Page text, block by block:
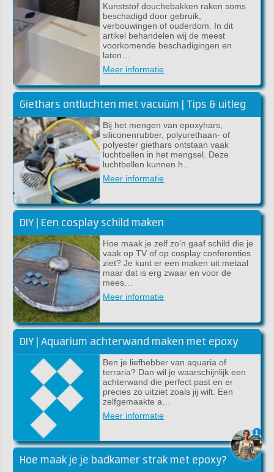
Kunststof douchebakken raken soms
beschadigd door gebruik,
verbouwingen of ouderdom. In dit
artikel behandelen wij de meest
voorkomende beschadigingen en
laten…
Meer informatie
Giethars ontluchten met vacuüm | Tips & uitleg
Bij het mengen van epoxyhars,
siliconenrubber, polyurethaan- of
polyester giethars ontstaan vaak
luchtbellen in het mengsel. Deze
luchtbellen kunnen h…
Meer informatie
DIY | Een cosplay schild maken
Hoe maak je zelf zo’n gaaf schild die je
vaak op TV of op cosplay conferenties
ziet? Je kunt er een maken uit metaal
maar dat is erg zwaar en voor de
mees…
Meer informatie
DIY | Aquarium achterwand maken met epoxy
Ben je liefhebber van aquaria of
terraria? Dan wil je waarschijnlijk een
achterwand die perfect past en er
precies zo uitziet zoals jij wilt. Een
zelfgemaakte a…
Meer informatie
Hoe maak je je badkamer strak met epoxy?
1